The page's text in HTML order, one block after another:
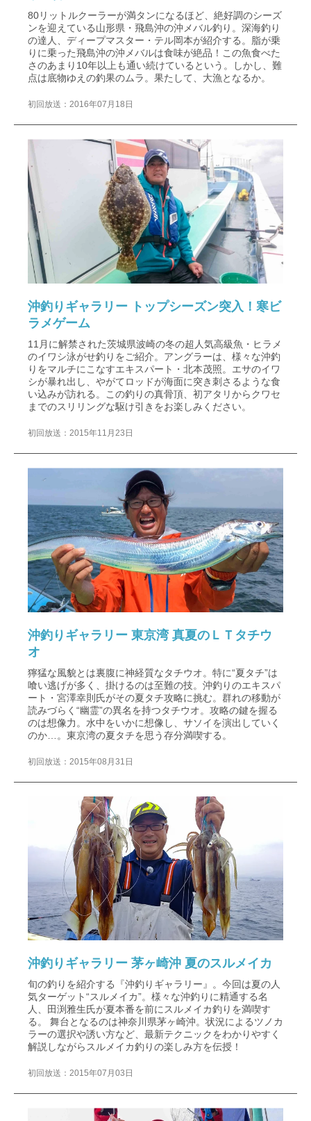
80リットルクーラーが満タンになるほど、絶好調のシーズ
ンを迎えている山形県・飛島沖の沖メバル釣り。深海釣り
の達人、ディープマスター・テル岡本が紹介する。脂が乗
りに乗った飛島沖の沖メバルは食味が絶品！この魚食べた
さのあまり10年以上も通い続けているという。しかし、難
点は底物ゆえの釣果のムラ。果たして、大漁となるか。
初回放送：2016年07月18日
沖釣りギャラリー トップシーズン突入！寒ビ
ラメゲーム
11月に解禁された茨城県波崎の冬の超人気高級魚・ヒラメ
のイワシ泳がせ釣りをご紹介。アングラーは、様々な沖釣
りをマルチにこなすエキスパート・北本茂照。エサのイワ
シが暴れ出し、やがてロッドが海面に突き刺さるような食
い込みが訪れる。この釣りの真骨頂、初アタリからクワセ
までのスリリングな駆け引きをお楽しみください。
初回放送：2015年11月23日
沖釣りギャラリー 東京湾 真夏のＬＴタチウ
オ
獰猛な風貌とは裏腹に神経質なタチウオ。特に“夏タチ”は
喰い逃げが多く、掛けるのは至難の技。沖釣りのエキスパ
ート・宮澤幸則氏がその夏タチ攻略に挑む。群れの移動が
読みづらく“幽霊”の異名を持つタチウオ。攻略の鍵を握る
のは想像力。水中をいかに想像し、サソイを演出していく
のか…。東京湾の夏タチを思う存分満喫する。
初回放送：2015年08月31日
沖釣りギャラリー 茅ヶ崎沖 夏のスルメイカ
旬の釣りを紹介する『沖釣りギャラリー』。今回は夏の人
気ターゲット“スルメイカ”。様々な沖釣りに精通する名
人、田渕雅生氏が夏本番を前にスルメイカ釣りを満喫す
る。 舞台となるのは神奈川県茅ヶ崎沖。状況によるツノカ
ラーの選択や誘い方など、最新テクニックをわかりやすく
解説しながらスルメイカ釣りの楽しみ方を伝授！
初回放送：2015年07月03日